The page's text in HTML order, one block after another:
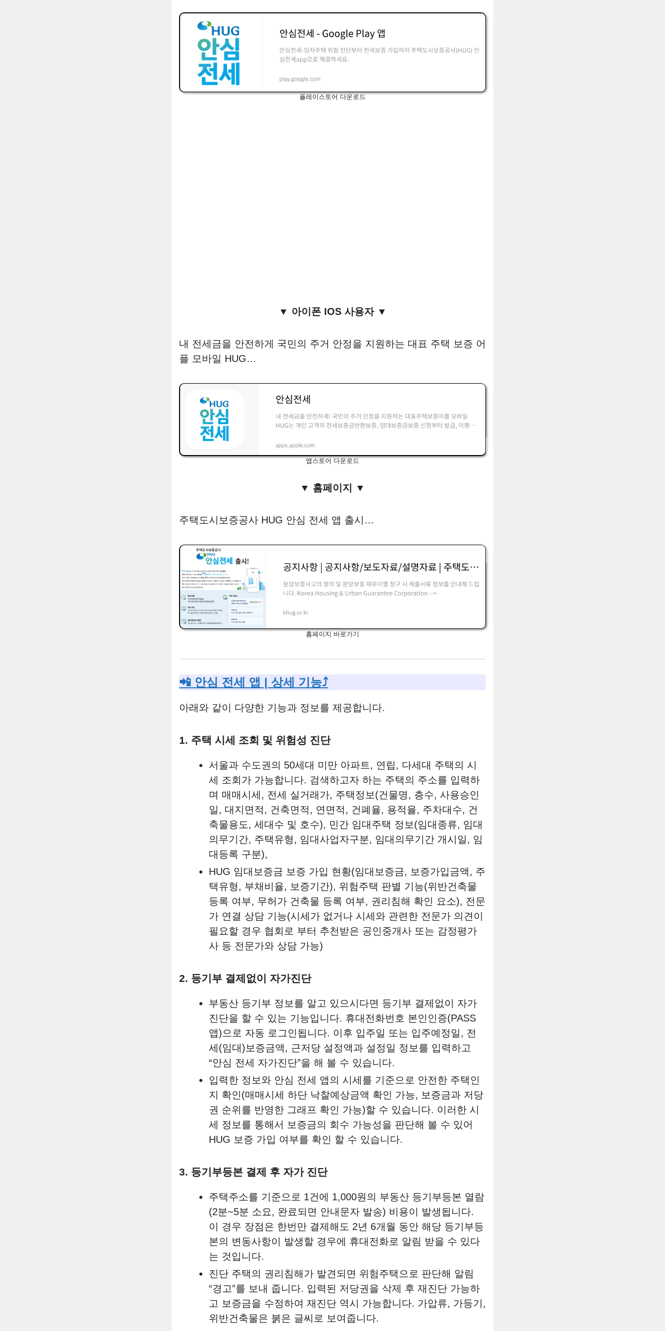
플레이스토어 다운로드
▼ 아이폰 IOS 사용자 ▼
내 전세금을 안전하게 국민의 주거 안정을 지원하는 대표 주택 보증 어
플 모바일 HUG…
앱스토어 다운로드
▼ 홈페이지 ▼
주택도시보증공사 HUG 안심 전세 앱 출시…
홈페이지 바로가기
📲 안심 전세 앱 | 상세 기능⤴️
아래와 같이 다양한 기능과 정보를 제공합니다.
1. 주택 시세 조회 및 위험성 진단
서울과 수도권의 50세대 미만 아파트, 연립, 다세대 주택의 시
세 조회가 가능합니다. 검색하고자 하는 주택의 주소를 입력하
며 매매시세, 전세 실거래가, 주택정보(건물명, 층수, 사용승인
일, 대지면적, 건축면적, 연면적, 건폐율, 용적율, 주차대수, 건
축물용도, 세대수 및 호수), 민간 임대주택 정보(임대종류, 임대
의무기간, 주택유형, 임대사업자구분, 임대의무기간 개시일, 임
대등록 구분),
HUG 임대보증금 보증 가입 현황(임대보증금, 보증가입금액, 주
택유형, 부채비율, 보증기간), 위험주택 판별 기능(위반건축물
등록 여부, 무허가 건축물 등록 여부, 권리침해 확인 요소), 전문
가 연결 상담 기능(시세가 없거나 시세와 관련한 전문가 의견이
필요할 경우 협회로 부터 추천받은 공인중개사 또는 감정평가
사 등 전문가와 상담 가능)
2. 등기부 결제없이 자가진단
부동산 등기부 정보를 알고 있으시다면 등기부 결제없이 자가
진단을 할 수 있는 기능입니다. 휴대전화번호 본인인증(PASS
앱)으로 자동 로그인됩니다. 이후 입주일 또는 입주예정일, 전
세(임대)보증금액, 근저당 설정액과 설정일 정보를 입력하고
“안심 전세 자가진단”을 해 볼 수 있습니다.
입력한 정보와 안심 전세 앱의 시세를 기준으로 안전한 주택인
지 확인(매매시세 하단 낙찰예상금액 확인 가능, 보증금과 저당
권 순위를 반영한 그래프 확인 가능)할 수 있습니다. 이러한 시
세 정보를 통해서 보증금의 회수 가능성을 판단해 볼 수 있어
HUG 보증 가입 여부를 확인 할 수 있습니다.
3. 등기부등본 결제 후 자가 진단
주택주소를 기준으로 1건에 1,000원의 부동산 등기부등본 열람
(2분~5분 소요, 완료되면 안내문자 발송) 비용이 발생됩니다.
이 경우 장점은 한번만 결제해도 2년 6개월 동안 해당 등기부등
본의 변동사항이 발생할 경우에 휴대전화로 알림 받을 수 있다
는 것입니다.
진단 주택의 권리침해가 발견되면 위험주택으로 판단해 알림
“경고”를 보내 줍니다. 입력된 저당권을 삭제 후 재진단 가능하
고 보증금을 수정하여 재진단 역시 가능합니다. 가압류, 가등기,
위반건축물은 붉은 글씨로 보여줍니다.